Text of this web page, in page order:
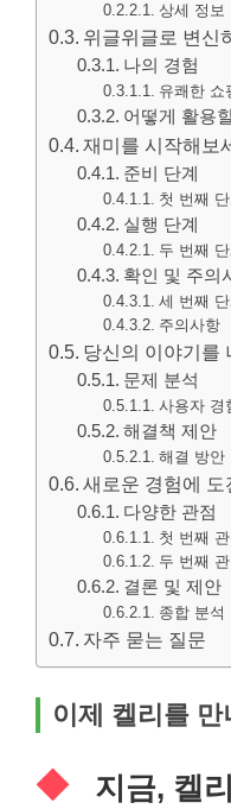
상세 정보
위글위글로 변신
나의 경험
유쾌한 쇼
어떻게 활용
재미를 시작해보
준비 단계
첫 번째
실행 단계
두 번째
확인 및 주의
세 번째
주의사항
당신의 이야기를
문제 분석
사용자 경
해결책 제안
해결 방안
새로운 경험에 도
다양한 관점
첫 번째
두 번째
결론 및 제안
종합 분석
자주 묻는 질문
이제 켈리를
지금, 켈